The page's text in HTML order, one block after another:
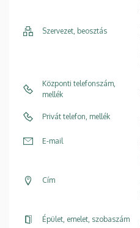
Szervezet, beosztás
Központi telefonszám,
mellék
Privát telefon, mellék
E-mail
Cím
Épület, emelet, szobaszám